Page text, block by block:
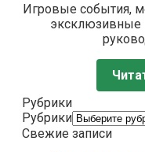
Игровые события,
эксклюзивные
Рубрики
Рубрики
Свежие записи